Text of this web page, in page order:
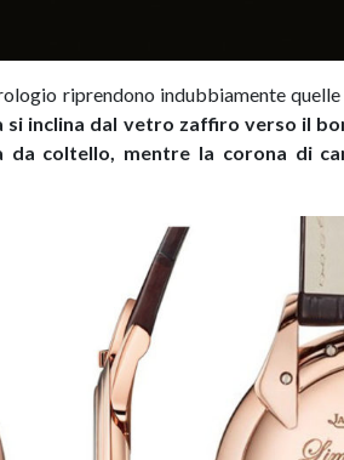
riprendono indubbiamente
si inclina dal vetro zaffiro verso il
da coltello, mentre la corona di